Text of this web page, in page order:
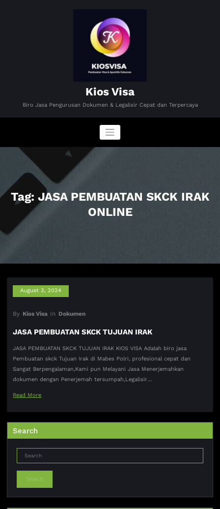
Kios Visa
Biro Jasa Pengurusan Dokumen & Legalisir Cepat dan Terpercaya
Tag: JASA PEMBUATAN SKCK IRAK
ONLINE
August 3, 2024
By Kios Visa In Dokumen
JASA PEMBUATAN SKCK TUJUAN IRAK
JASA PEMBUATAN SKCK TUJUAN IRAK KIOS VISA Adalah biro jasa
Pembuatan skck Tujuan Irak di Mabes Polri, profesional cepat dan
Sangat Berpengalaman,Kami pun Melayani Jasa Menerjemahkan
dokumen dengan Penerjemah tersumpah,Legalisir…
Read More
Search
Search